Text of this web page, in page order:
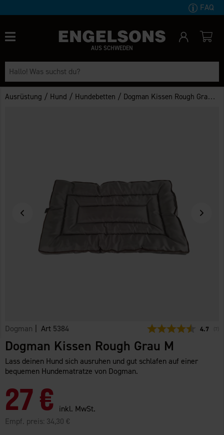
FAQ
AUS SCHWEDEN
Ausrüstung / Hund / Hundebetten / Dogman Kissen Rough Grau M
Dogman | Art 5384 4.7
Dogman Kissen Rough Grau M
Lass deinen Hund sich ausruhen und gut schlafen auf einer
bequemen Hundematratze von Dogman.
27 € inkl. MwSt.
Empf. preis: 34,30 €